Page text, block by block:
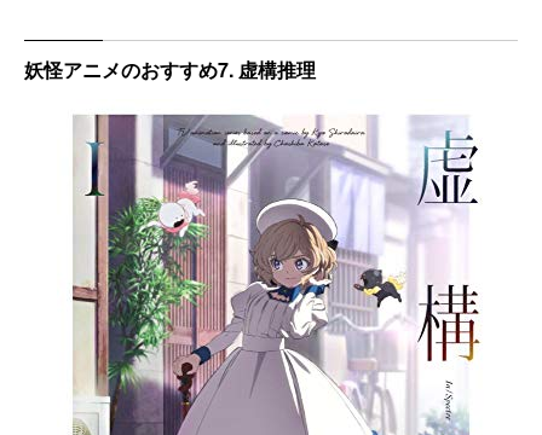
妖怪アニメのおすすめ7. 虚構推理